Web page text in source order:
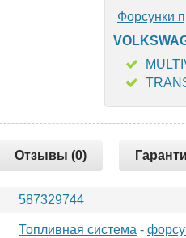
Форсунки
Отзывы (0)
587329744
Топливная система -